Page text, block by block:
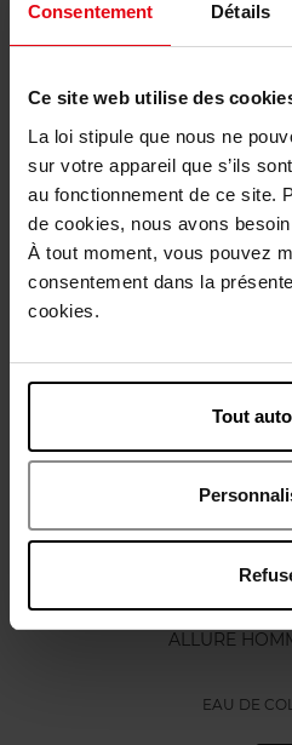
Consentement Détails
Ce site web utilise des
La loi stipule que nous ne
sur votre appareil que s’ils
au fonctionnement de ce site.
de cookies, nous avons
À tout moment, vous pouvez
consentement dans la
cookies.
Tout
Description
Conseil d'utilisation
Caractéristiques
Vous
ALLURE
EAU DE